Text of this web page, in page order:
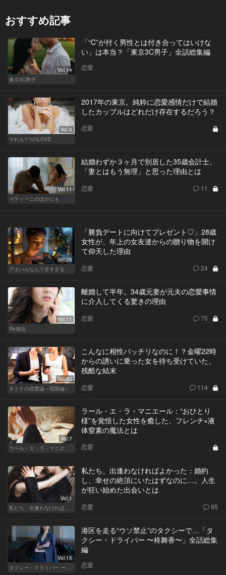
おすすめ記事
Vol.14
東京3C男子
「“C”が付く男性とは付き合ってはいけな
い」は本当？「東京3C男子」全話総集編
恋愛
Vol.9
それも1つのLOVE
2017年の東京。純粋に恋愛感情だけで結婚
したカップルはどれだけ存在するだろう？
恋愛
Vol.11
マティーニのほかにも
結婚わずか３ヶ月で別居した35歳会計士。
「妻とはもう無理」と思った理由とは
恋愛 11
Vol.26
アオハルなんて甘すぎる
「勝負デートに向けてプレゼント♡」28歳
女性が、年上の女友達からの贈り物を開け
て仰天した理由
恋愛 24
Vol.11
Re婚活
離婚して半年。34歳元妻が元夫の恋愛事情
に介入してくる驚きの理由
恋愛 75
Vol.93
オトナの恋愛論～宿題編～
こんなに相性バッチリなのに！？金曜22時
からの誘いに乗った女を待ち受けていた、
残酷な結末
恋愛 114
Vol.7
ラール・エ・ラ・マニエール
ラール・エ・ラ・マニエール：“おひとり
様”を覚悟した女性を癒した、フレンチ×液
体窒素の魔法とは
恋愛
Vol.1
私たち、出逢わなければよかった
私たち、出逢わなければよかった：婚約
し、幸せの絶頂にいたはずなのに…。人生
が狂い始めた出会いとは
恋愛 95
Vol.15
タクシー・ドライバー 〜柊舞香〜
港区を走る“ウソ禁止”のタクシーで…「タ
クシー・ドライバー 〜柊舞香〜」全話総集
編
恋愛